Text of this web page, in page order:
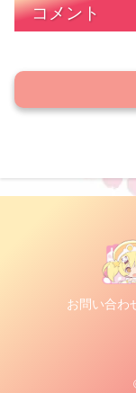
コメント
お問い合わ